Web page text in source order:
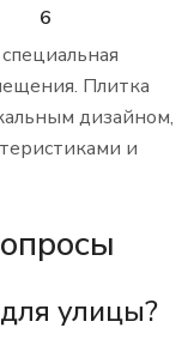
6
Плитка
дизайном,
и
улицы?